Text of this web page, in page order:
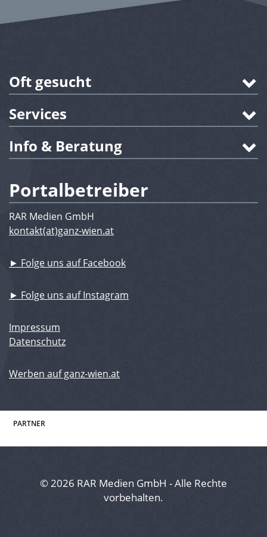
Oft gesucht
Services
Info & Beratung
Portalbetreiber
RAR Medien GmbH
kontakt(at)ganz-wien.at
► Folge uns auf Facebook
► Folge uns auf Instagram
Impressum
Datenschutz
Werben auf ganz-wien.at
PARTNER
© 2026 RAR Medien GmbH - Alle Rechte
vorbehalten.